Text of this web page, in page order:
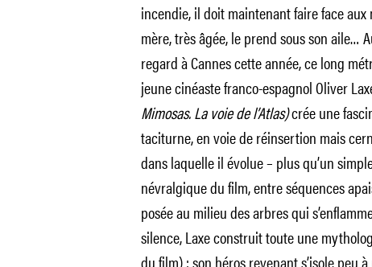
incendie, il doit maintenant faire face
mère, très âgée, le prend sous son aile…
regard à Cannes cette année, ce long
jeune cinéaste franco-espagnol Oliver
Mimosas. La voie de l’Atlas)crée une
taciturne, en voie de réinsertion mais
dans laquelle il évolue – plus qu’un
névralgique du film, entre séquences
posée au milieu des arbres qui
silence, Laxe construit toute une
du film) : son héros revenant s’isole peu